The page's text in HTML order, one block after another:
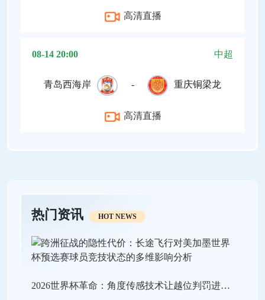
高清直播
08-14 20:00 中超
青岛西海岸 - 重庆铜梁龙
高清直播
热门资讯 HOT NEWS
2026世界杯革命：角度传感技术让越位判罚进入“毫米级时代”